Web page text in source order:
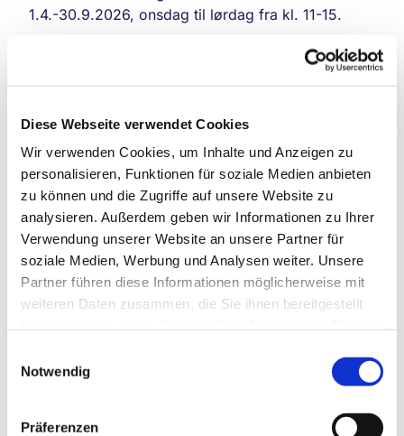
Diese Webseite verwendet Cookies
Wir verwenden Cookies, um Inhalte und Anzeigen zu
personalisieren, Funktionen für soziale Medien anbieten
zu können und die Zugriffe auf unsere Website zu
analysieren. Außerdem geben wir Informationen zu Ihrer
Verwendung unserer Website an unsere Partner für
soziale Medien, Werbung und Analysen weiter. Unsere
Partner führen diese Informationen möglicherweise mit
weiteren Daten zusammen, die Sie ihnen bereitgestellt
Notwendig
Präferenzen
1.4.-30.9.2026, onsdag til lørdag fra kl. 11-15.
Sankt Petri Kirke er en af Indre byens ældste
bygninger. Den huser fremragende kulturskatte og
danske menighed i over 400 år. Den dag i dag
Enestående i Skandinavien er kirkens gravkapeller
fra det 17. århundrede. De er sidste hvilested for
en række betydelige danske og tyske
personligheder. Sankt Petris historiske bygninger
frembyder et spændende perspektiv på de to
nabolandes langvarige relationer.